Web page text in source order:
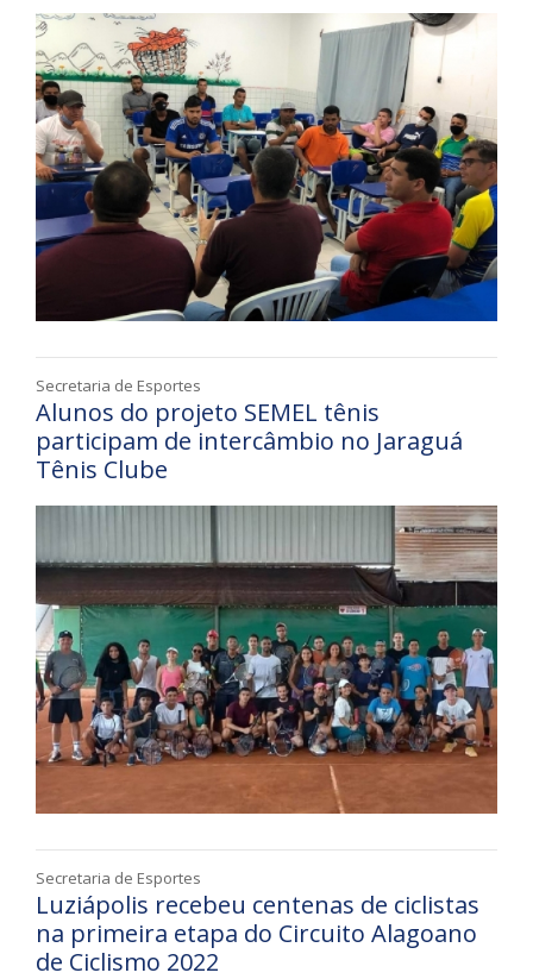
Secretaria de Esportes
Alunos do projeto SEMEL tênis
participam de intercâmbio no Jaraguá
Tênis Clube
Secretaria de Esportes
Luziápolis recebeu centenas de ciclistas
na primeira etapa do Circuito Alagoano
de Ciclismo 2022